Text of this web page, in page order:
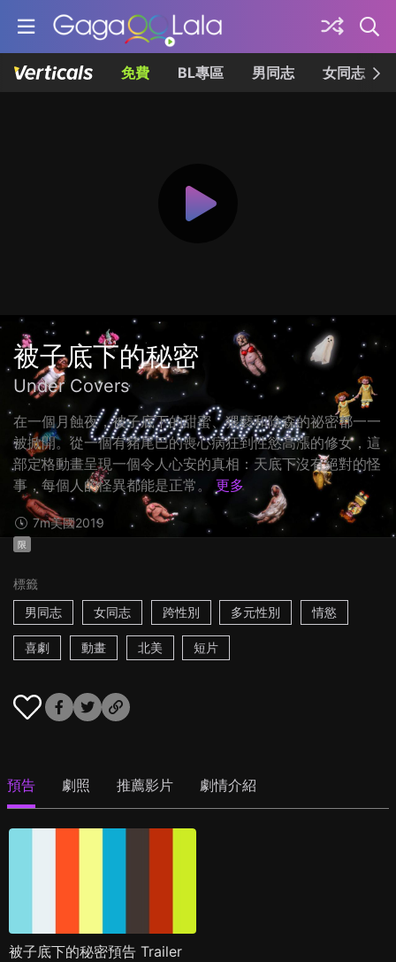
免費 BL專區 男同志 女同志
被子底下的秘密
Under Covers
在一個月蝕夜，被子底下的甜蜜、猥褻和陰森的祕密都一一
被掀開。從一個有豬尾巴的喪心病狂到性慾高漲的修女，這
部定格動畫呈現一個令人心安的真相：天底下沒有絕對的怪
事，每個人的怪異都能是正常。
更多
7m美國2019
限
標籤
男同志
女同志 跨性別 多元性別 情慾
喜劇 動畫 北美 短片
預告 劇照 推薦影片 劇情介紹
被子底下的秘密預告 Trailer